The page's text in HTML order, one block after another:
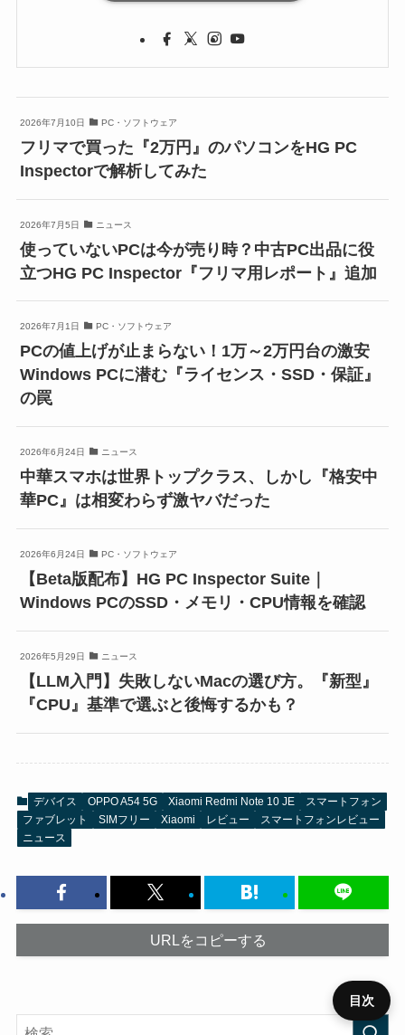
2026年7月10日 PC・ソフトウェア
フリマで買った『2万円』のパソコンをHG PC
Inspectorで解析してみた
2026年7月5日 ニュース
使っていないPCは今が売り時？中古PC出品に役
立つHG PC Inspector『フリマ用レポート』追加
2026年7月1日 PC・ソフトウェア
PCの値上げが止まらない！1万～2万円台の激安
Windows PCに潜む『ライセンス・SSD・保証』
の罠
2026年6月24日 ニュース
中華スマホは世界トップクラス、しかし『格安中
華PC』は相変わらず激ヤバだった
2026年6月24日 PC・ソフトウェア
【Beta版配布】HG PC Inspector Suite｜
Windows PCのSSD・メモリ・CPU情報を確認
2026年5月29日 ニュース
【LLM入門】失敗しないMacの選び方。『新型』
『CPU』基準で選ぶと後悔するかも？
デバイス OPPO A54 5G Xiaomi Redmi Note 10 JE
スマートフォン
ファブレット
SIMフリー Xiaomi レビュー
スマートフォンレビュー
ニュース
URLをコピーする
目次